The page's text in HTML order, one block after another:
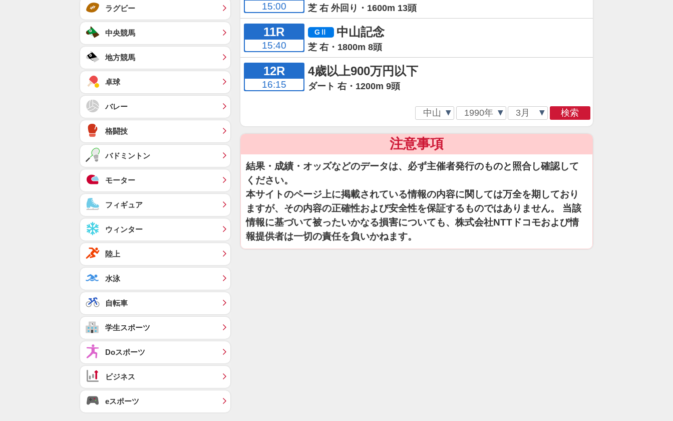
15:00 芝 右 外回り・1600m 13頭
11R
15:40
中山記念
芝 右・1800m 8頭
12R
16:15
4歳以上900万円以下
ダート 右・1200m 9頭
検索
注意事項
結果・成績・オッズなどのデータは、必ず主催者発行のものと照合し確認して
ください。
本サイトのページ上に掲載されている情報の内容に関しては万全を期しており
ますが、その内容の正確性および安全性を保証するものではありません。 当該
情報に基づいて被ったいかなる損害についても、株式会社NTTドコモおよび情
報提供者は一切の責任を負いかねます。
ラグビー
中央競馬
地方競馬
卓球
バレー
格闘技
バドミントン
モーター
フィギュア
ウィンター
陸上
水泳
自転車
学生スポーツ
Doスポーツ
ビジネス
eスポーツ